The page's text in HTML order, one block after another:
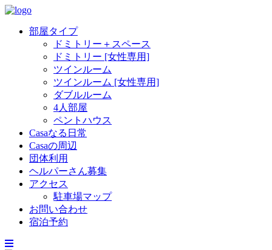
部屋タイプ
ドミトリー＋スペース
ドミトリー [女性専用]
ツインルーム
ツインルーム [女性専用]
ダブルルーム
4人部屋
ペントハウス
Casaなる日常
Casaの周辺
団体利用
ヘルパーさん募集
アクセス
駐車場マップ
お問い合わせ
宿泊予約